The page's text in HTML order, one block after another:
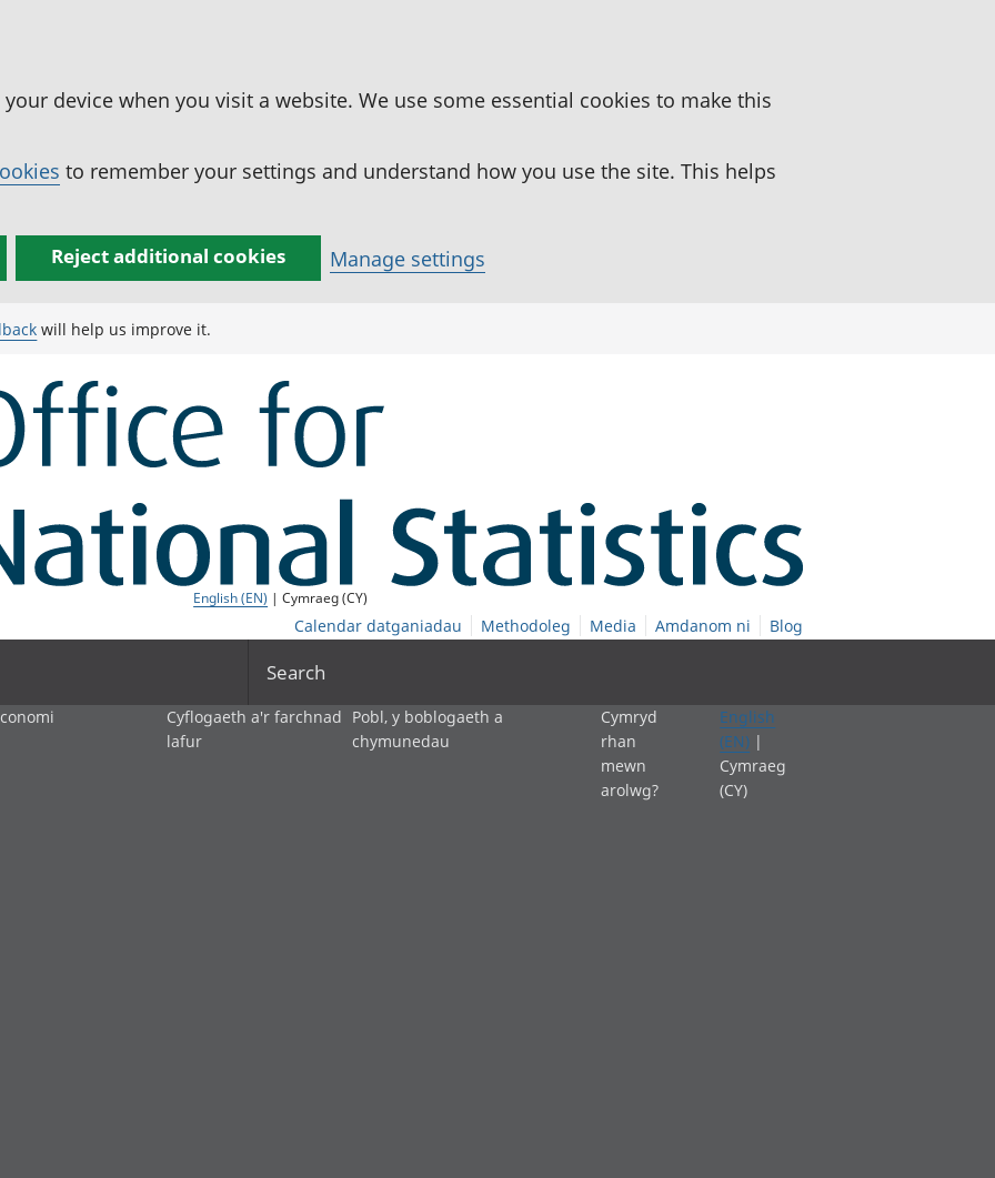
device when you visit a website. We use some essential cookies to make this
to remember your settings and understand how you use the site. This helps
Reject additional cookies Manage settings
will help us improve it.
English (EN) | Cymraeg (CY)
Calendar datganiadau Methodoleg Media Amdanom ni Blog
Search
Cyflogaeth a'r farchnad
lafur
Pobl, y boblogaeth a
chymunedau
Cymryd
rhan
mewn
arolwg?
English
(EN) |
Cymraeg
(CY)